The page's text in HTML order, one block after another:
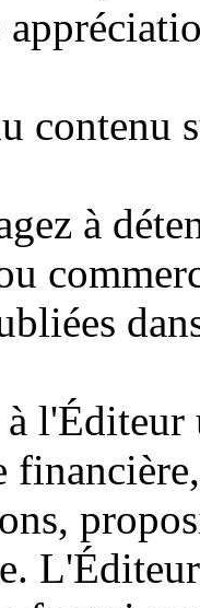
contenu
à
à